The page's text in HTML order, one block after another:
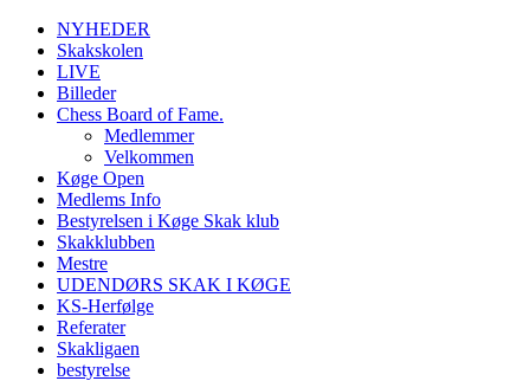
NYHEDER
Skakskolen
LIVE
Billeder
Chess Board of Fame.
Medlemmer
Velkommen
Køge Open
Medlems Info
Bestyrelsen i Køge Skak klub
Skakklubben
Mestre
UDENDØRS SKAK I KØGE
KS-Herfølge
Referater
Skakligaen
bestyrelse